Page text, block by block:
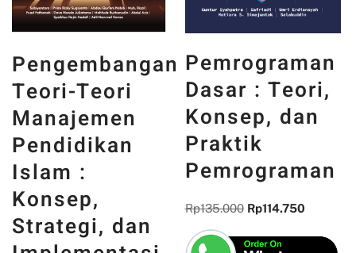
Pemrograman
Dasar : Teori,
Konsep, dan
Praktik
Pemrograman
Rp135.000 Rp114.750
PANCASILA
DAN WAJAH
INDONESIA :
MEMORI,
PENGALAMAN,
DAN
REFLEKSI
KEBANGSAAN